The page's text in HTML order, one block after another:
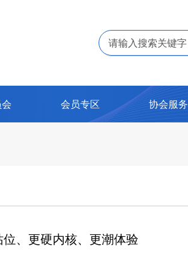
会员专区 协会服务
、更硬内核、更潮体验